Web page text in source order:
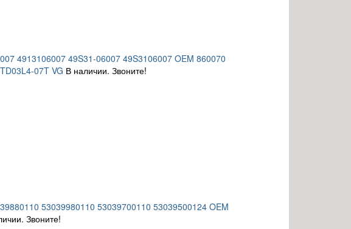
4913106007 49S31-06007 49S3106007 OEM 860070
07T VG В наличии. Звоните!
53039980110 53039700110 53039500124 OEM
Звоните!